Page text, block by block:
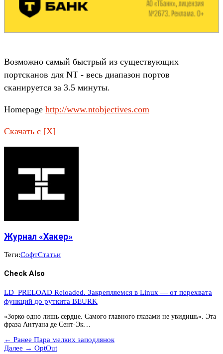
Возможно самый быстрый из существующих
портсканов для NT - весь диапазон портов
сканируется за 3.5 минуты.
Homepage http://www.ntobjectives.com
Скачать с [X]
Журнал «Хакер»
Теги:СофтСтатьи
Check Also
LD_PRELOAD Reloaded. Закрепляемся в Linux — от перехвата
функций до руткита BEURK
«Зорко одно лишь сердце. Самого главного глазами не увидишь». Эта
фраза Антуана де Сент-Эк…
← Ранее Пара мелких заподлянок
Далее → OptOut